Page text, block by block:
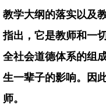
教学大纲的落实以及
指出， 它是教师和一
全社会道德体系的组
生一辈子的影响。
因
师。